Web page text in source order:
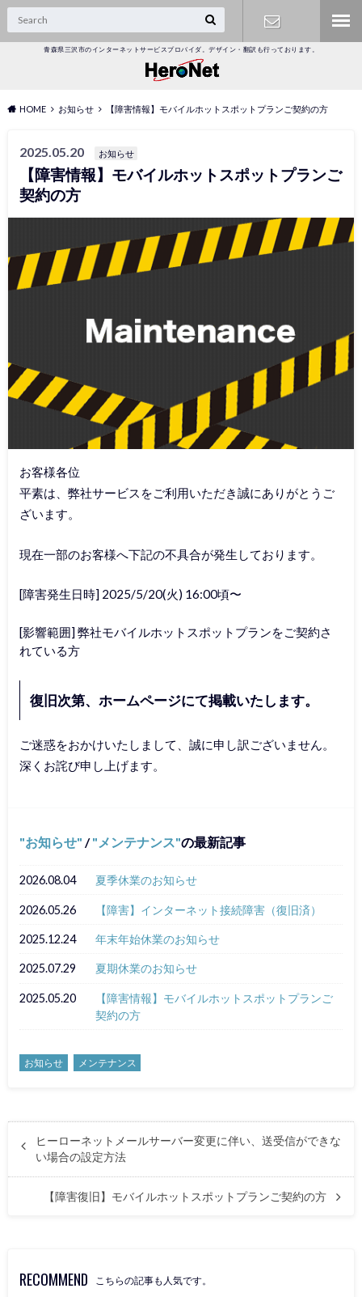
青森県三沢市のインターネットサービスプロバイダ。デザイン・翻訳も行っております。
HOME お知らせ 【障害情報】モバイルホットスポットプランご契約の方
2025.05.20 お知らせ
【障害情報】モバイルホットスポットプランご
契約の方
お客様各位
平素は、弊社サービスをご利用いただき誠にありがとうご
ざいます。
現在一部のお客様へ下記の不具合が発生しております。
[障害発生日時] 2025/5/20(火) 16:00頃〜
[影響範囲] 弊社モバイルホットスポットプランをご契約さ
れている方
復旧次第、ホームページにて掲載いたします。
ご迷惑をおかけいたしまして、誠に申し訳ございません。
深くお詫び申し上げます。
お知らせ / メンテナンス の最新記事
2026.08.04 夏季休業のお知らせ
2026.05.26 【障害】インターネット接続障害（復旧済）
2025.12.24 年末年始休業のお知らせ
2025.07.29 夏期休業のお知らせ
2025.05.20
【障害情報】モバイルホットスポットプランご
契約の方
お知らせ メンテナンス
ヒーローネットメールサーバー変更に伴い、送受信ができな
い場合の設定方法
【障害復旧】モバイルホットスポットプランご契約の方
RECOMMEND こちらの記事も人気です。